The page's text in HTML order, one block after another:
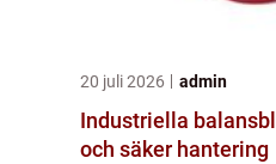
20 juli 2026 admin
Industriella
och säker hantering